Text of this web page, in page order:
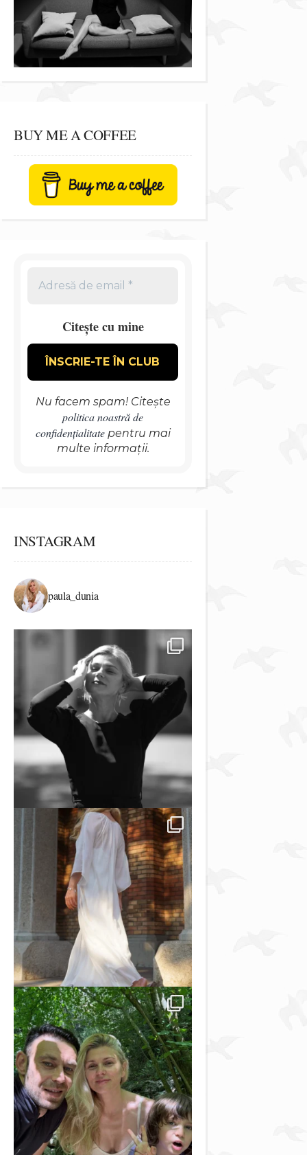
BUY ME A COFFEE
Citește cu mine
Nu facem spam! Citește
politica noastră de
confidențialitatepentru mai
multe informații.
INSTAGRAM
paula_dunia